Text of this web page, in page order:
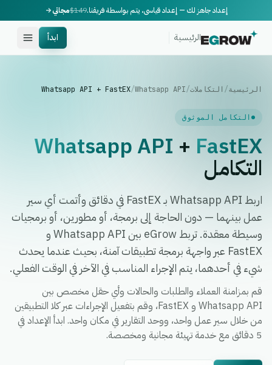
إعداد جاهز لك — إعداد قياسي، يتم بواسطة فريقنا.$149مجاني
الرئيسية ابدأ
الرئيسية/ التكاملات/
Whatsapp API
/
Whatsapp API + FastEX
التكامل الموثوق
Whatsapp API + FastEX
التكامل
اربط Whatsapp API بـ FastEX في دقائق وأتمت أي سير
عمل بينهما — دون الحاجة إلى برمجة، أو مطورين، أو برمجيات
وسيطة معقدة. تربط eGrow بين Whatsapp API و
FastEX عبر واجهة برمجة تطبيقات آمنة، بحيث عندما يحدث
شيء في أحدهما، يتم الإجراء المناسب في الآخر في الوقت الفعلي.
قم بمزامنة العملاء والطلبات والحالات وأي حقل مخصص بين
Whatsapp API و FastEX، وقم بتفعيل الإجراءات عبر كلا التطبيقين
من خلال سير عمل واحد، ووحد التقارير في مكان واحد. ابدأ الإعداد في
5 دقائق مع خدمة تهيئة مجانية ومخصصة.